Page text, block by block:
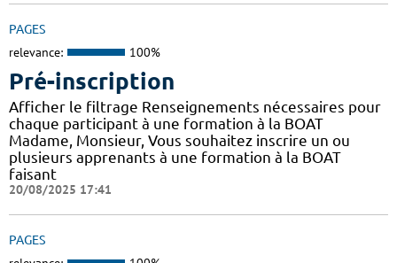
PAGES
relevance: 100%
Pré-inscription
Afficher le filtrage Renseignements nécessaires pour
chaque participant à une formation à la BOAT
Madame, Monsieur, Vous souhaitez inscrire un ou
plusieurs apprenants à une formation à la BOAT
faisant
20/08/2025 17:41
PAGES